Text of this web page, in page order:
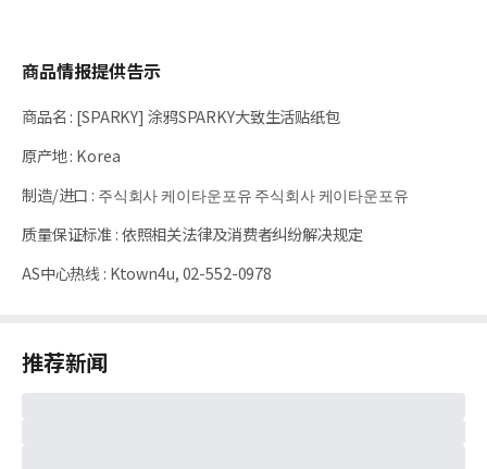
商品情报提供告示
商品名: [SPARKY] 涂鸦SPARKY大致生活贴纸包
原产地: Korea
制造/进口 : 주식회사 케이타운포유 주식회사 케이타운포유
质量保证标准 :依照相关法律及消费者纠纷解决规定
AS中心热线 : Ktown4u, 02-552-0978
推荐新闻